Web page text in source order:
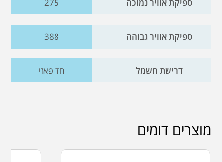
ספיקת אוויר נמוכה 275
ספיקת אוויר גבוהה 388
דרישת חשמל חד פאזי
מוצרים דומים